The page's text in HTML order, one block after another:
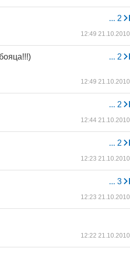
... 2
12:49 21.10.2010
... 2
12:49 21.10.2010
... 2
12:44 21.10.2010
... 2
12:23 21.10.2010
... 3
12:23 21.10.2010
12:22 21.10.2010